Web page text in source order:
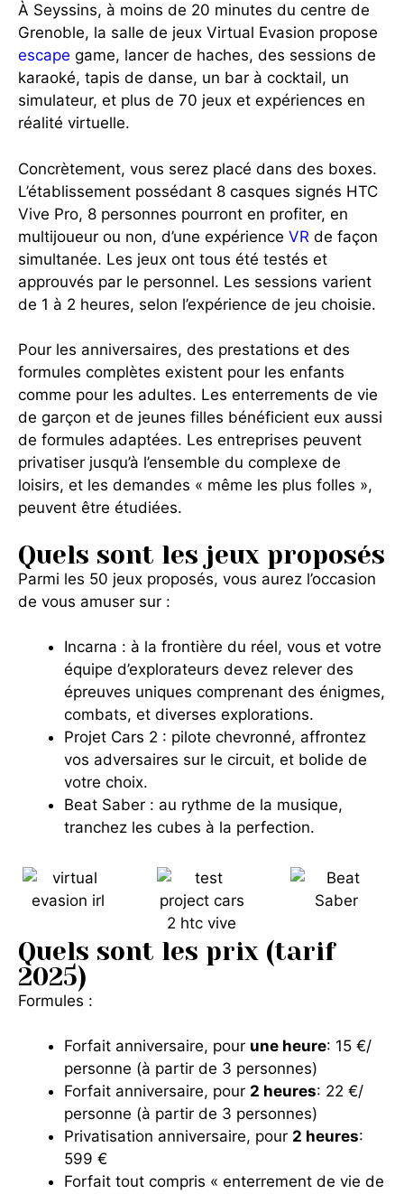
À Seyssins, à moins de 20 minutes du centre de
Grenoble, la salle de jeux Virtual Evasion propose
escape game, lancer de haches, des sessions de
karaoké, tapis de danse, un bar à cocktail, un
simulateur, et plus de 70 jeux et expériences en
réalité virtuelle.
Concrètement, vous serez placé dans des boxes.
L’établissement possédant 8 casques signés HTC
Vive Pro, 8 personnes pourront en profiter, en
multijoueur ou non, d’une expérience VR de façon
simultanée. Les jeux ont tous été testés et
approuvés par le personnel. Les sessions varient
de 1 à 2 heures, selon l’expérience de jeu choisie.
Pour les anniversaires, des prestations et des
formules complètes existent pour les enfants
comme pour les adultes. Les enterrements de vie
de garçon et de jeunes filles bénéficient eux aussi
de formules adaptées. Les entreprises peuvent
privatiser jusqu’à l’ensemble du complexe de
loisirs, et les demandes « même les plus folles »,
peuvent être étudiées.
Quels sont les jeux proposés
Parmi les 50 jeux proposés, vous aurez l’occasion
de vous amuser sur :
Incarna : à la frontière du réel, vous et votre
équipe d’explorateurs devez relever des
épreuves uniques comprenant des énigmes,
combats, et diverses explorations.
Projet Cars 2 : pilote chevronné, affrontez
vos adversaires sur le circuit, et bolide de
votre choix.
Beat Saber : au rythme de la musique,
tranchez les cubes à la perfection.
Quels sont les prix (tarif
2025)
Formules :
Forfait anniversaire, pour une heure: 15 €/
personne (à partir de 3 personnes)
Forfait anniversaire, pour 2 heures: 22 €/
personne (à partir de 3 personnes)
Privatisation anniversaire, pour 2 heures:
599 €
Forfait tout compris « enterrement de vie de